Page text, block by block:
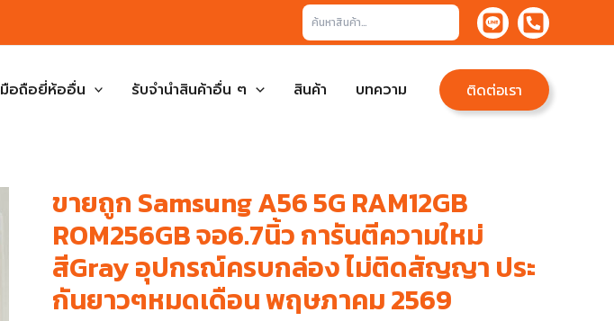
ค้นหา
มือถือยี่ห้ออื่น รับจำนำสินค้าอื่น ๆ สินค้า บทความ ติดต่อเรา
ขายถูก Samsung A56 5G RAM12GB
ROM256GB จอ6.7นิ้ว การันตีความใหม่
สีGray อุปกรณ์ครบกล่อง ไม่ติดสัญญา ประ
กันยาวๆหมดเดือน พฤษภาคม 2569